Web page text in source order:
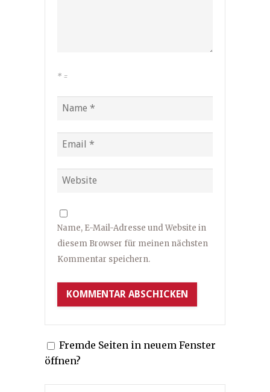
* =
Name, E-Mail-Adresse und Website in
diesem Browser für meinen nächsten
Kommentar speichern.
Fremde Seiten in neuem Fenster
öffnen?